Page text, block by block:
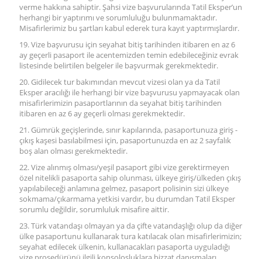
verme hakkına sahiptir. Şahsi vize başvurularında Tatil Eksper’un
herhangi bir yaptırımı ve sorumluluğu bulunmamaktadır.
Misafirlerimiz bu şartları kabul ederek tura kayıt yaptırmışlardır.
19. Vize başvurusu için seyahat bitiş tarihinden itibaren en az 6
ay geçerli pasaport ile acentemizden temin edebileceğiniz evrak
listesinde belirtilen belgeler ile başvurmak gerekmektedir.
20. Gidilecek tur bakımından mevcut vizesi olan ya da Tatil
Eksper aracılığı ile herhangi bir vize başvurusu yapmayacak olan
misafirlerimizin pasaportlarının da seyahat bitiş tarihinden
itibaren en az 6 ay geçerli olması gerekmektedir.
21. Gümrük geçişlerinde, sınır kapılarında, pasaportunuza giriş -
çıkış kaşesi basılabilmesi için, pasaportunuzda en az 2 sayfalık
boş alan olması gerekmektedir.
22. Vize alınmış olması/yeşil pasaport gibi vize gerektirmeyen
özel nitelikli pasaporta sahip olunması, ülkeye giriş/ülkeden çıkış
yapılabileceği anlamına gelmez, pasaport polisinin sizi ülkeye
sokmama/çıkarmama yetkisi vardır, bu durumdan Tatil Eksper
sorumlu değildir, sorumluluk misafire aittir.
23. Türk vatandaşı olmayan ya da çifte vatandaşlığı olup da diğer
ülke pasaportunu kullanarak tura katılacak olan misafirlerimizin;
seyahat edilecek ülkenin, kullanacakları pasaporta uyguladığı